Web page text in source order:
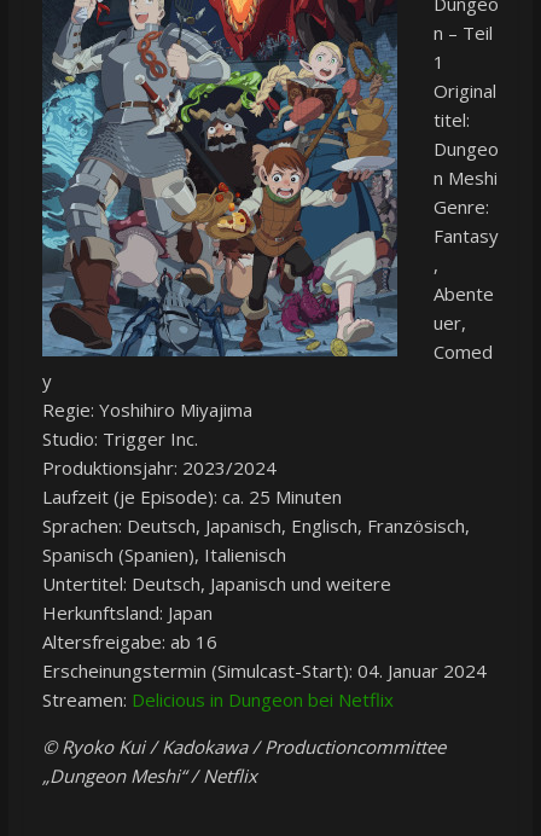
n – Teil
1
Original
titel:
Dungeo
n Meshi
Genre:
Fantasy
,
Abente
uer,
Comed
y
Regie: Yoshihiro Miyajima
Studio: Trigger Inc.
Produktionsjahr: 2023/2024
Laufzeit (je Episode): ca. 25 Minuten
Sprachen: Deutsch, Japanisch, Englisch, Französisch,
Spanisch (Spanien), Italienisch
Untertitel: Deutsch, Japanisch und weitere
Herkunftsland: Japan
Altersfreigabe: ab 16
Erscheinungstermin (Simulcast-Start): 04. Januar 2024
Streamen: Delicious in Dungeon bei Netflix
© Ryoko Kui / Kadokawa / Productioncommittee
„Dungeon Meshi“ / Netflix